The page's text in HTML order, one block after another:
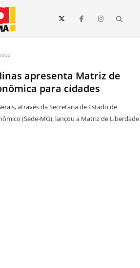
notícias de Roraima
de notícias completo sobre política,
Fique sempre informado com
apresenta Matriz de
para cidades
através da Secretaria de Estado de
(Sede-MG), lançou a Matriz de Liberdade